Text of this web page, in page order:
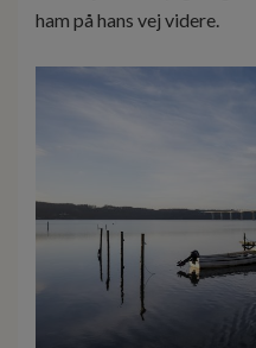
ham på hans vej videre.